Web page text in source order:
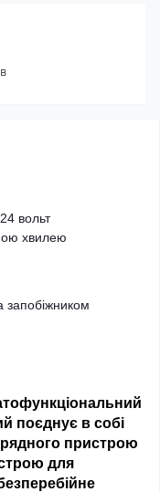
вольт
хвилею
запобіжником
поєднує в собі
пристрою
для